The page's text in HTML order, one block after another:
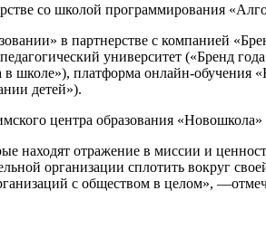
со школой программирования
в партнерстве с компанией
университет («Бренд
платформа онлайн-обучения
детей»).
центра образования
находят отражение в миссии и
организации сплотить вокруг
с обществом в целом»,